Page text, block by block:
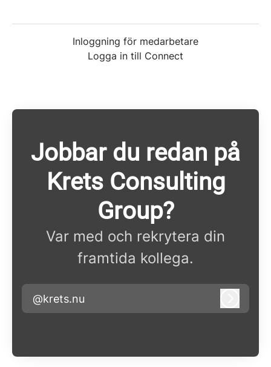
Inloggning för medarbetare
Logga in till Connect
Jobbar du redan på
Krets Consulting
Group?
Var med och rekrytera din
framtida kollega.
@krets.nu